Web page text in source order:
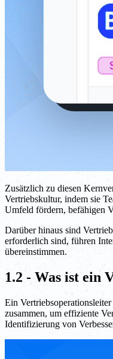
Zusätzlich zu diesen
Vertriebskultur, indem sie
Umfeld fördern, befähigen
Darüber hinaus sind
erforderlich sind, führen
übereinstimmen.
1.2 - Was ist ein
Ein
zusammen, um effiziente
Identifizierung von